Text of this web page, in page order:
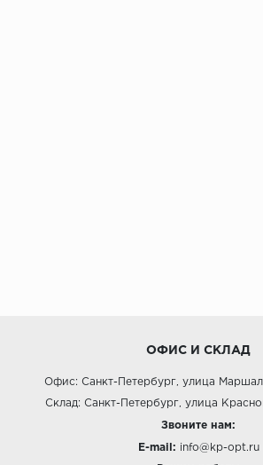
ОФИС И СКЛАД
Офис: Санкт-Петербург, улица
Склад: Санкт-Петербург, улица
Звоните нам:
E-mail: info@kp-opt.ru